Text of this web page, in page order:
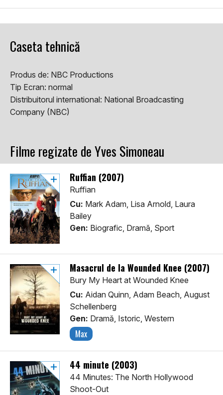
Caseta tehnică
Produs de: NBC Productions
Tip Ecran: normal
Distribuitorul international: National Broadcasting
Company (NBC)
Filme regizate de Yves Simoneau
Ruffian (2007)
Ruffian
Cu: Mark Adam, Lisa Arnold, Laura
Bailey
Gen: Biografic, Dramă, Sport
Masacrul de la Wounded Knee (2007)
Bury My Heart at Wounded Knee
Cu: Aidan Quinn, Adam Beach, August
Schellenberg
Gen: Dramă, Istoric, Western
Max
44 minute (2003)
44 Minutes: The North Hollywood
Shoot-Out